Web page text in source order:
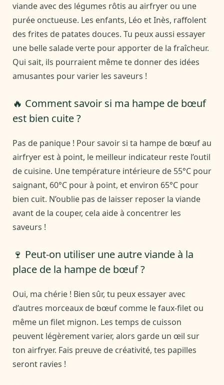
viande avec des légumes rôtis au airfryer ou une
purée onctueuse. Les enfants, Léo et Inès, raffolent
des frites de patates douces. Tu peux aussi essayer
une belle salade verte pour apporter de la fraîcheur.
Qui sait, ils pourraient même te donner des idées
amusantes pour varier les saveurs !
🔥 Comment savoir si ma hampe de bœuf
est bien cuite ?
Pas de panique ! Pour savoir si ta hampe de bœuf au
airfryer est à point, le meilleur indicateur reste l’outil
de cuisine. Une température intérieure de 55°C pour
saignant, 60°C pour à point, et environ 65°C pour
bien cuit. N’oublie pas de laisser reposer la viande
avant de la couper, cela aide à concentrer les
saveurs !
🍷 Peut-on utiliser une autre viande à la
place de la hampe de bœuf ?
Oui, ma chérie ! Bien sûr, tu peux essayer avec
d’autres morceaux de bœuf comme le faux-filet ou
même un filet mignon. Les temps de cuisson
peuvent légèrement varier, alors garde un œil sur
ton airfryer. Fais preuve de créativité, tes papilles
seront ravies !